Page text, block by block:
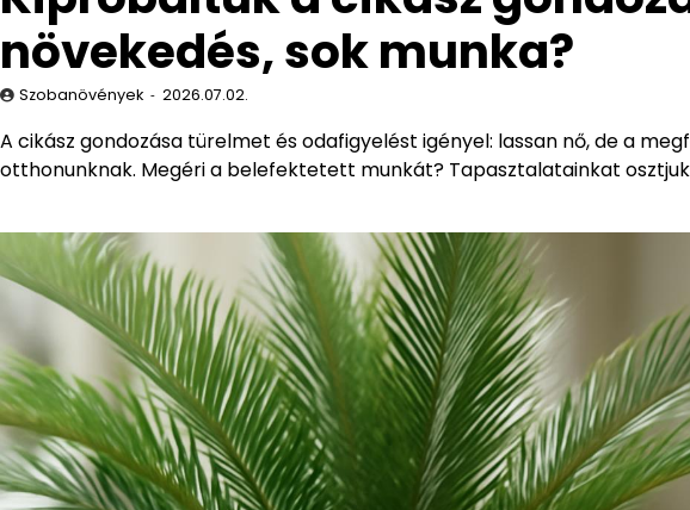
növekedés, sok munka?
Szobanövények 2026.07.02.
A cikász gondozása türelmet és odafigyelést igényel: lassan nő, de a
otthonunknak. Megéri a belefektetett munkát? Tapasztalatainkat